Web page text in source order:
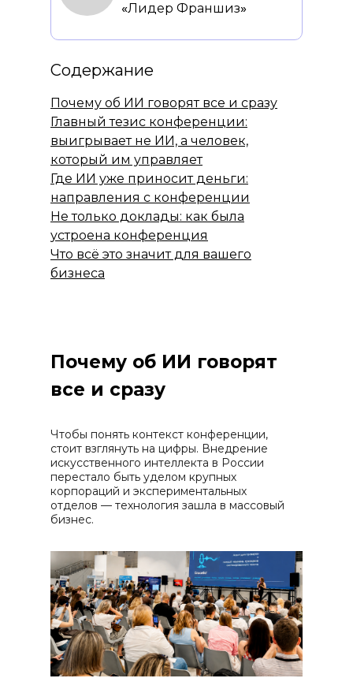
«Лидер Франшиз»
Содержание
Почему об ИИ говорят все и сразу
Главный тезис конференции:
выигрывает не ИИ, а человек,
который им управляет
Где ИИ уже приносит деньги:
направления с конференции
Не только доклады: как была
устроена конференция
Что всё это значит для вашего
бизнеса
Почему об ИИ говорят
все и сразу
Чтобы понять контекст конференции,
стоит взглянуть на цифры. Внедрение
искусственного интеллекта в России
перестало быть уделом крупных
корпораций и экспериментальных
отделов — технология зашла в массовый
бизнес.